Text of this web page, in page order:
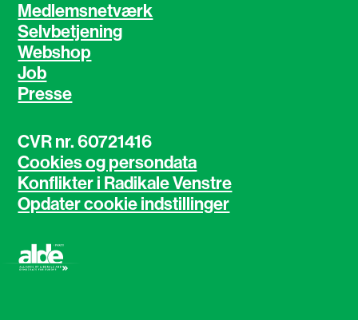
Medlemsnetværk
Selvbetjening
Webshop
Job
Presse
CVR nr. 60721416
Cookies og persondata
Konflikter i Radikale Venstre
Opdater cookie indstillinger